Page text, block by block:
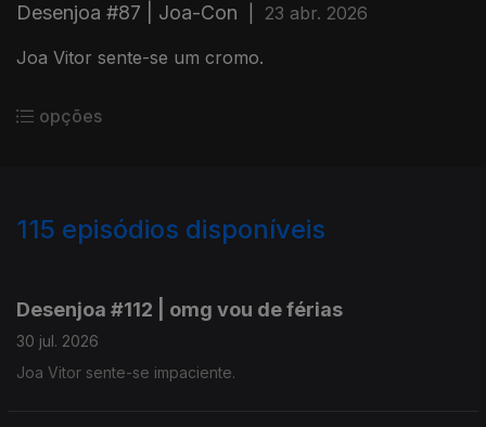
Desenjoa #87 | Joa-Con 23 abr. 2026
Joa Vitor sente-se um cromo.
opções
115 episódios disponíveis
Desenjoa #112 | omg vou de férias
30 jul. 2026
Joa Vitor sente-se impaciente.